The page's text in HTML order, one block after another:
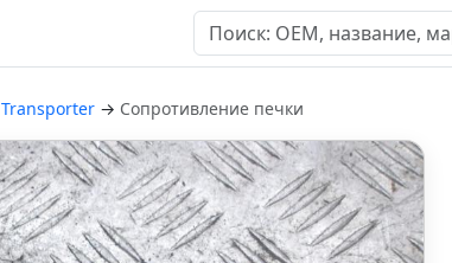
Transporter → Сопротивление печки